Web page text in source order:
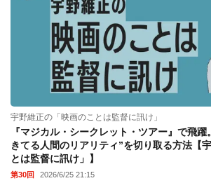
宇野維正の「映画のことは監督に訊け」
『マジカル・シークレット・ツアー』で飛
きてる人間のリアリティ”を切り取る方法【
とは監督に訊け」】
第30回 2026/6/25 21:15